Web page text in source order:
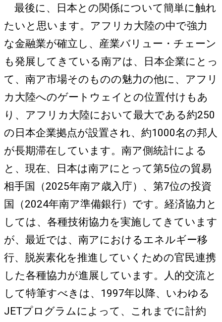
最後に、日本との関係について簡単に触れ
たいと思います。アフリカ大陸の中で強力
な金融業が確立し、産業バリュー・チェーン
も発展してきている南アは、日本企業にとっ
て、南ア市場そのものの魅力の他に、アフリ
カ大陸へのゲートウェイとの位置付けもあ
り、アフリカ大陸において最大である約250
の日本企業拠点が設置され、約1000名の邦人
が長期滞在しています。南ア側統計による
と、現在、日本は南アにとって第5位の貿易
相手国（2025年南ア歳入庁）、第7位の投資
国（2024年南ア準備銀行）です。経済協力と
しては、各種技術協力を実施してきています
が、最近では、南アにおけるエネルギー移
行、脱炭素化を推進していくための官民連携
した各種協力が進展しています。人的交流と
して特筆すべきは、1997年以降、いわゆる
JETプログラムによって、これまでに計約